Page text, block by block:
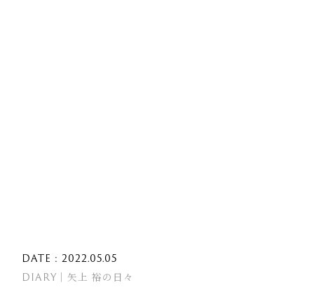
DATE : 2022.05.05
DIARY｜矢上 裕の日々